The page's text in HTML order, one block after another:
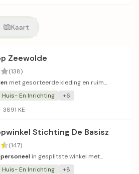
Kaart
Zeewolde
(138)
met gesorteerde kleding en ruim
Huis- En Inrichting
+6
3891 KE
Stichting De Basisz
(147)
in gesplitste winkel met
Huis- En Inrichting
+8